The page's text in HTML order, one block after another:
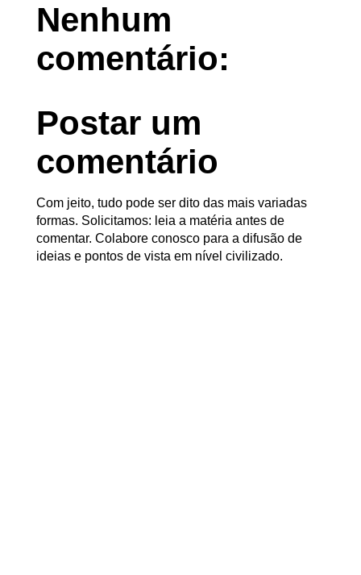
Nenhum
comentário:
Postar um
comentário
Com jeito, tudo pode ser dito das mais variadas
formas. Solicitamos: leia a matéria antes de
comentar. Colabore conosco para a difusão de
ideias e pontos de vista em nível civilizado.